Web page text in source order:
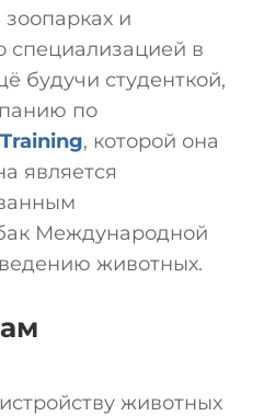
и
специализацией в
будучи студенткой,
по
, которой она
является
Международной
животных.
животных